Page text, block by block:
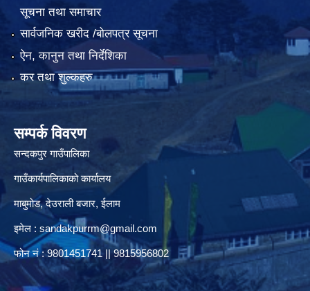
सूचना तथा समाचार
सार्वजनिक खरीद /बोलपत्र सूचना
ऐन, कानुन तथा निर्देशिका
कर तथा शुल्कहरु
सम्पर्क विवरण
सन्दकपुर गाउँपालिका
गाउँकार्यपालिकाको कार्यालय
माबुमोड, देउराली बजार, ईलाम
इमेल : sandakpurrm@gmail.com
फोन नं : 9801451741 || 9815956802